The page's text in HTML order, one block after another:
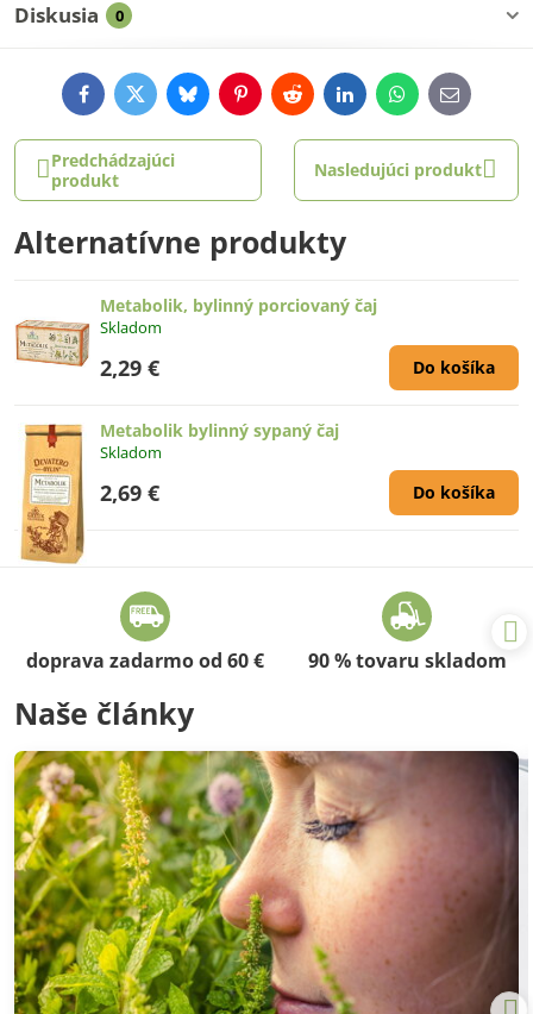
Diskusia 0
FacebookTwitterBlueskyPinterestRedditLinkedInWhatsApp
E-
mail
Predchádzajúci
produkt
Nasledujúci produkt
Alternatívne produkty
Metabolik, bylinný porciovaný čaj
Skladom
2,29 € Do košíka
Metabolik bylinný sypaný čaj
Skladom
2,69 € Do košíka
doprava zadarmo od 60 € 90 % tovaru skladom
Naše články